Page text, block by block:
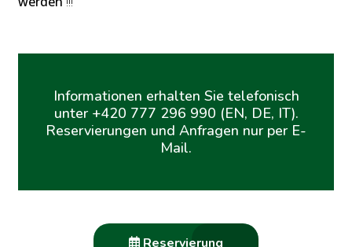
Informationen erhalten Sie telefonisch
unter +420 777 296 990 (EN, DE, IT).
Reservierungen und Anfragen nur per E-
Mail.
Reservierung